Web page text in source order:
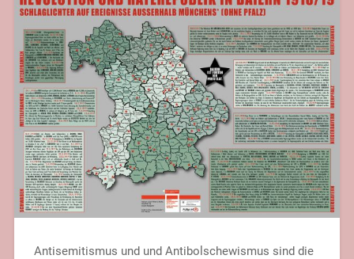
Antisemitismus und und Antibolschewismus sind die